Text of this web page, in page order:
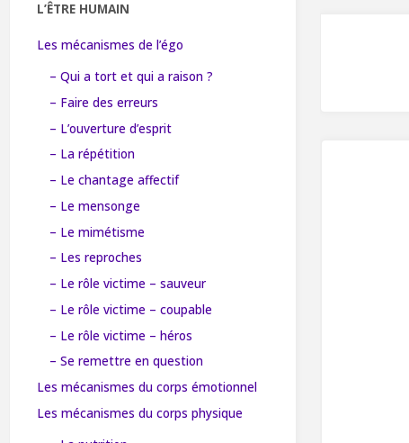
L’ÊTRE HUMAIN
Les mécanismes de l’égo
– Qui a tort et qui a raison ?
– Faire des erreurs
– L’ouverture d’esprit
– La répétition
– Le chantage affectif
– Le mensonge
– Le mimétisme
– Les reproches
– Le rôle victime – sauveur
– Le rôle victime – coupable
– Le rôle victime – héros
– Se remettre en question
Les mécanismes du corps émotionnel
Les mécanismes du corps physique